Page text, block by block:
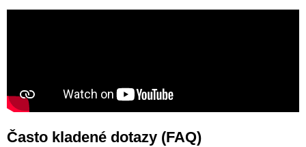
Často kladené dotazy (FAQ)